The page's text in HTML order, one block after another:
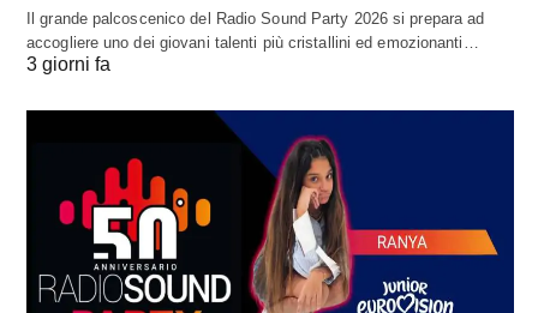
Il grande palcoscenico del Radio Sound Party 2026 si prepara ad
accogliere uno dei giovani talenti più cristallini ed emozionanti…
3 giorni fa